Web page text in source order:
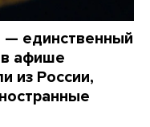
— единственный
в афише
из России,